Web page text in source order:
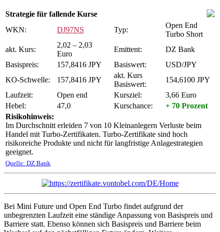
Strategie für fallende Kurse
WKN:
DJ97NS Typ:
Open End
Turbo Short
akt. Kurs:
2,02 – 2,03
Euro
Emittent:
DZ Bank
Basispreis:
157,8416 JPY Basiswert:
USD/JPY
KO-Schwelle:
157,8416 JPY
akt. Kurs
Basiswert:
154,6100 JPY
Laufzeit:
Open end Kursziel:
3,66 Euro
Hebel:
47,0 Kurschance:
+ 70 Prozent
Risikohinweis:
Im Durchschnitt erleiden 7 von 10 Kleinanlegern Verluste beim
Handel mit Turbo-Zertifikaten. Turbo-Zertifikate sind hoch
risikoreiche Produkte und nicht für langfristige Anlagestrategien
geeignet.
Quelle: DZ Bank
Bei Mini Future und Open End Turbo findet aufgrund der
unbegrenzten Laufzeit eine ständige Anpassung von Basispreis und
Barriere statt. Ebenso können sich Basispreis und Barriere beim